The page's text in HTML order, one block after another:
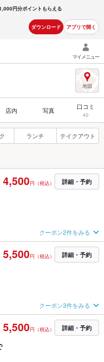
円分ポイントもらえる
ダウンロード アプリで開く
マイメニュー
店内 写真 口コミ
40
ランチ テイクアウト
4,500円（税込） 詳細・予約
クーポン2件をみる
5,500円（税込） 詳細・予約
クーポン3件をみる
5,500円（税込） 詳細・予約